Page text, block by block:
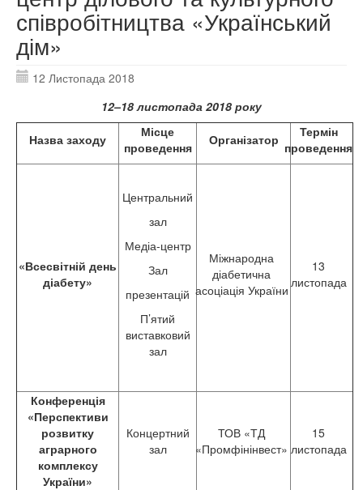
співробітництва «Український
дім»
12 Листопада 2018
12–18 листопада 2018 року
Назва заходу
Місце
проведення
Організатор
Термін
проведення
«Всесвітній день
діабету»
Центральний
зал
Медіа-центр
Зал
презентацій
П’ятий
виставковий
зал
Міжнародна
діабетична
асоціація України
13
листопада
Конференція
«Перспективи
розвитку
аграрного
комплексу
України»
Концертний
зал
ТОВ «ТД
«Промфінінвест»
15
листопада